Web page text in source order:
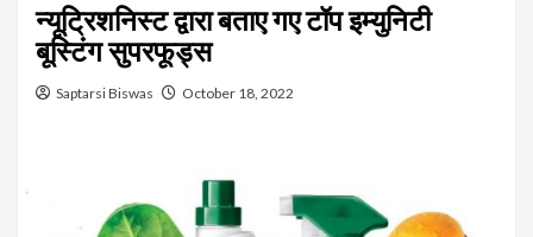
न्यूट्रिशनिस्ट द्वारा बताए गए टॉप इम्युनिटी
बूस्टिंग सुपरफूड्स
Saptarsi Biswas October 18, 2022